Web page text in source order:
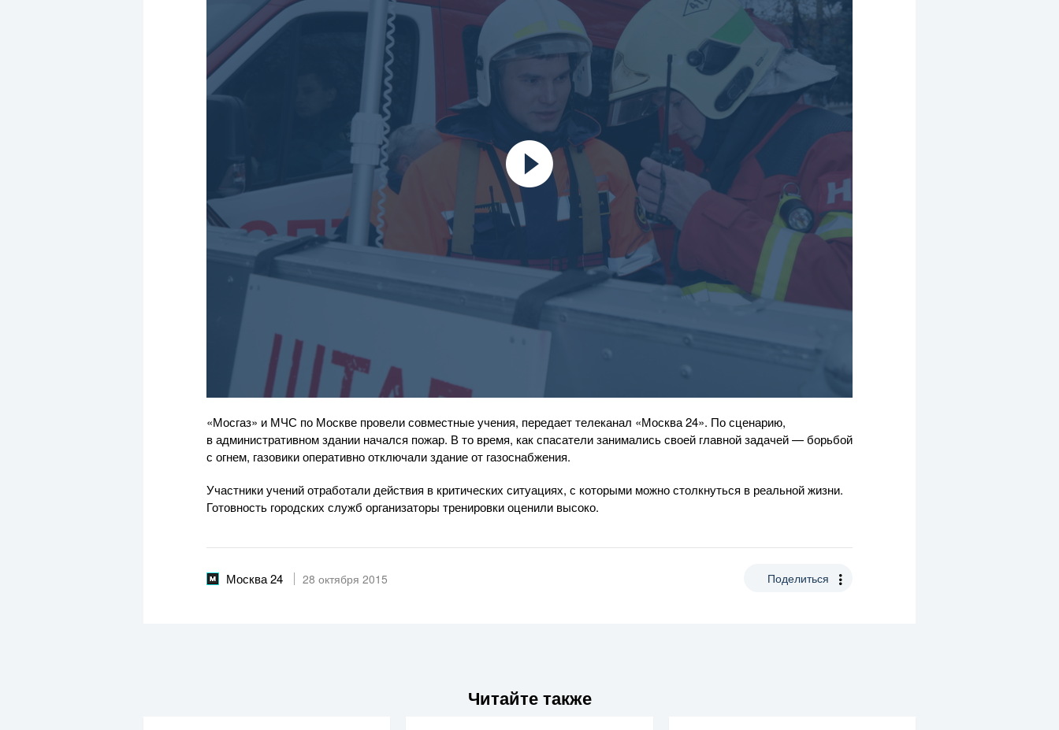
«Мосгаз» и МЧС по Москве провели совместные учения, передает телеканал «Москва 24». По сценарию,
в административном здании начался пожар. В то время, как спасатели занимались своей главной задачей — борьбой
с огнем, газовики оперативно отключали здание от газоснабжения.
Участники учений отработали действия в критических ситуациях, с которыми можно столкнуться в реальной жизни.
Готовность городских служб организаторы тренировки оценили высоко.
Москва 24 28 октября 2015 Поделиться
Читайте также